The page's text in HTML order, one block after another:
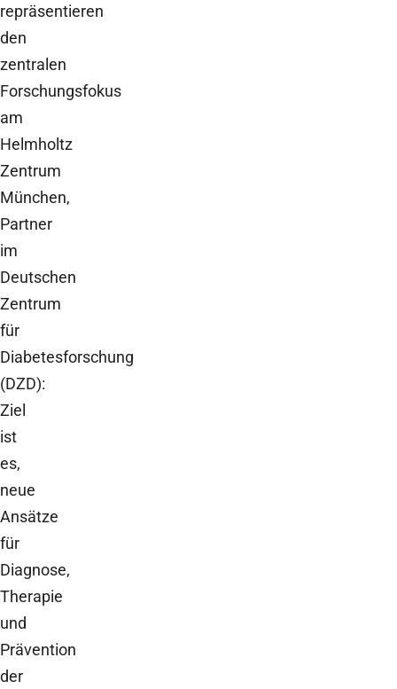
repräsentieren
den
zentralen
Forschungsfokus
am
Helmholtz
Zentrum
München,
Partner
im
Deutschen
Zentrum
für
Diabetesforschung
(DZD):
Ziel
ist
es,
neue
Ansätze
für
Diagnose,
Therapie
und
Prävention
der